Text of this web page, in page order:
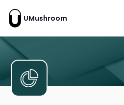
UMushroom